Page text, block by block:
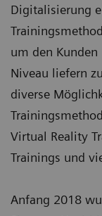
Digitalisierung
um den
Niveau liefern
diverse
Virtual Reality
Trainings und
Anfang 2018